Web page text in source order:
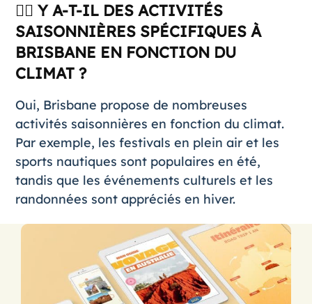
🏊‍♀️ Y A-T-IL DES ACTIVITÉS
SAISONNIÈRES SPÉCIFIQUES À
BRISBANE EN FONCTION DU
CLIMAT ?
Oui, Brisbane propose de nombreuses
activités saisonnières en fonction du climat.
Par exemple, les festivals en plein air et les
sports nautiques sont populaires en été,
tandis que les événements culturels et les
randonnées sont appréciés en hiver.